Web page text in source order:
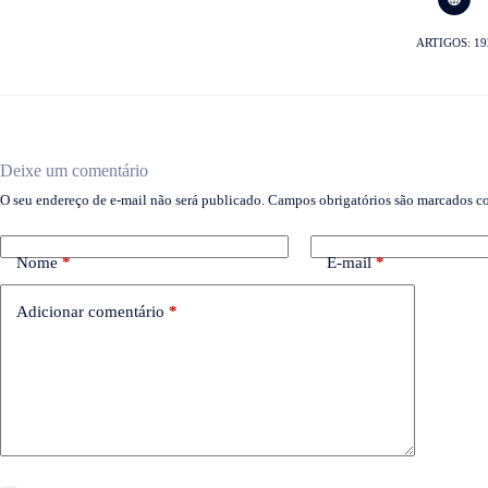
ARTIGOS:
Deixe um comentário
O seu endereço de e-mail não será publicado. Campos obrigatórios são marcados
Nome* E-mail*
Adicionar comentário *